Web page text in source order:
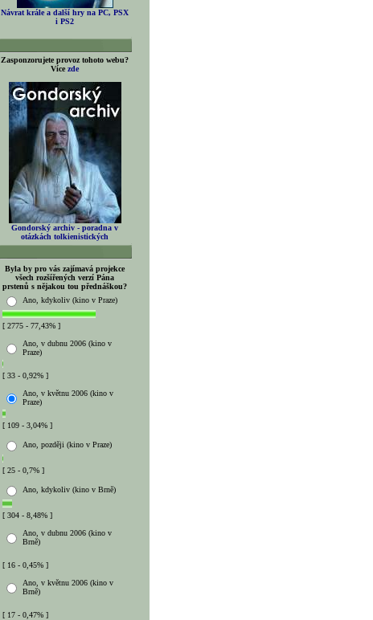
Návrat krále a další hry na PC, PSX
i PS2
Zasponzorujete provoz tohoto webu?
Více zde
Gondorský archiv - poradna v
otázkách tolkienistických
Byla by pro vás zajímavá projekce
všech rozšířených verzí Pána
prstenů s nějakou tou přednáškou?
Ano, kdykoliv (kino v Praze)
[ 2775 - 77,43% ]
Ano, v dubnu 2006 (kino v
Praze)
[ 33 - 0,92% ]
Ano, v květnu 2006 (kino v
Praze)
[ 109 - 3,04% ]
Ano, později (kino v Praze)
[ 25 - 0,7% ]
Ano, kdykoliv (kino v Brně)
[ 304 - 8,48% ]
Ano, v dubnu 2006 (kino v
Brně)
[ 16 - 0,45% ]
Ano, v květnu 2006 (kino v
Brně)
[ 17 - 0,47% ]